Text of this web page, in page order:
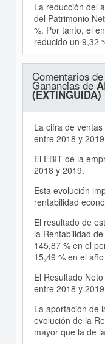
La reducción del
del Patrimonio
%. Por tanto, el
reducido un 9,32
Comentarios
Ganancias de
(EXTINGUIDA)
La cifra de
entre 2018 y
El EBIT de la
2018 y 2019.
Esta evolución
rentabilidad
El resultado de
la Rentabilidad
145,87 % en el
15,49 % en el
El Resultado
entre 2018 y
La aportación de
evolución de la
mayor que la de